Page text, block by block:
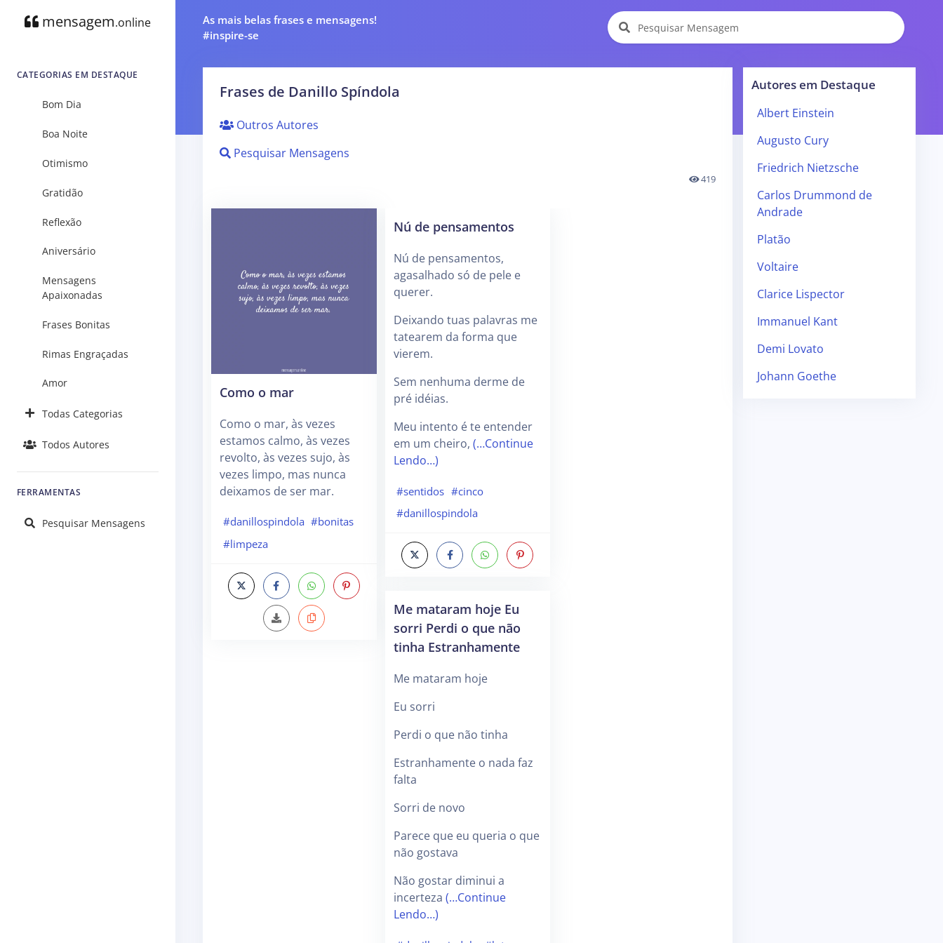
mensagem.online
CATEGORIAS EM DESTAQUE
Bom Dia
Boa Noite
Otimismo
Gratidão
Reflexão
Aniversário
Mensagens
Apaixonadas
Frases Bonitas
Rimas Engraçadas
Amor
Todas Categorias
Todos Autores
FERRAMENTAS
Pesquisar Mensagens
As mais belas frases e mensagens!
#inspire-se
Frases de Danillo Spíndola
Outros Autores
Pesquisar Mensagens
419
Como o mar
Como o mar, às vezes
estamos calmo, às vezes
revolto, às vezes sujo, às
vezes limpo, mas nunca
deixamos de ser mar.
#danillospindola #bonitas
#limpeza
Nú de pensamentos
Nú de pensamentos,
agasalhado só de pele e
querer.
Deixando tuas palavras me
tatearem da forma que
vierem.
Sem nenhuma derme de
pré idéias.
Meu intento é te entender
em um cheiro, (…Continue
Lendo…)
#sentidos #cinco
#danillospindola
Me mataram hoje Eu
sorri Perdi o que não
tinha Estranhamente
Me mataram hoje
Eu sorri
Perdi o que não tinha
Estranhamente o nada faz
falta
Sorri de novo
Parece que eu queria o que
não gostava
Não gostar diminui a
incerteza (…Continue
Lendo…)
Autores em Destaque
Albert Einstein
Augusto Cury
Friedrich Nietzsche
Carlos Drummond de
Andrade
Platão
Voltaire
Clarice Lispector
Immanuel Kant
Demi Lovato
Johann Goethe